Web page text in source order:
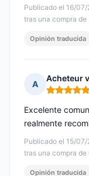
Publicado el 16/
tras una compra
Opinión traducida
A
Acheteur
Nota: 5 de
Publicado el 15/
tras una compra
Excelente
realmente
Opinión traducida